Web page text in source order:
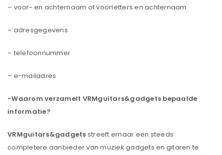
– voor- en achternaam of voorletters en achternaam
– adresgegevens
– telefoonnummer
– e-mailadres
-Waarom verzamelt VRMguitars&gadgets bepaalde
informatie?
VRMguitars&gadgets streeft ernaar een steeds
completere aanbieder van muziek gadgets en gitaren te